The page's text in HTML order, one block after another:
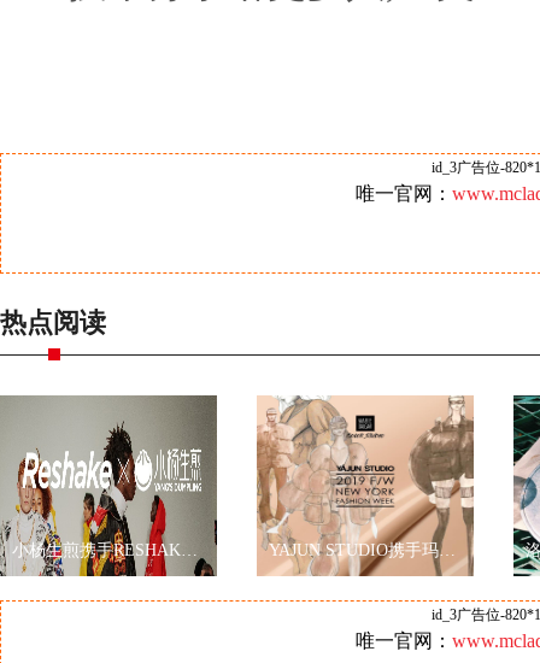
id_3广告位-
唯一官网：
热点阅读
小杨生煎携手RESHAKE耀眼伦敦时装周，再现海派文化 YAJUN STUDIO携手玛丽黛佳色彩工作室2019秋冬纽约时装周玩转跨界
id_3广告位-
唯一官网：